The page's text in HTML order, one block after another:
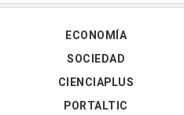
ECONOMÍA
SOCIEDAD
CIENCIAPLUS
PORTALTIC